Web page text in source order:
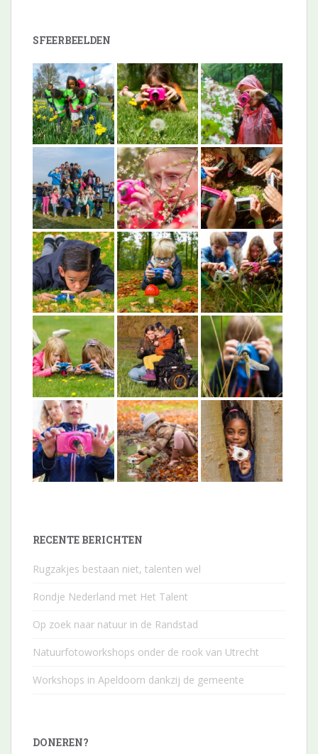
SFEERBEELDEN
RECENTE BERICHTEN
Rugzakjes bestaan niet, talenten wel
Rondje Nederland met Het Talent
Op zoek naar natuur in de Randstad
Natuurfotoworkshops onder de rook van Utrecht
Workshops in Apeldoorn dankzij de gemeente
DONEREN?